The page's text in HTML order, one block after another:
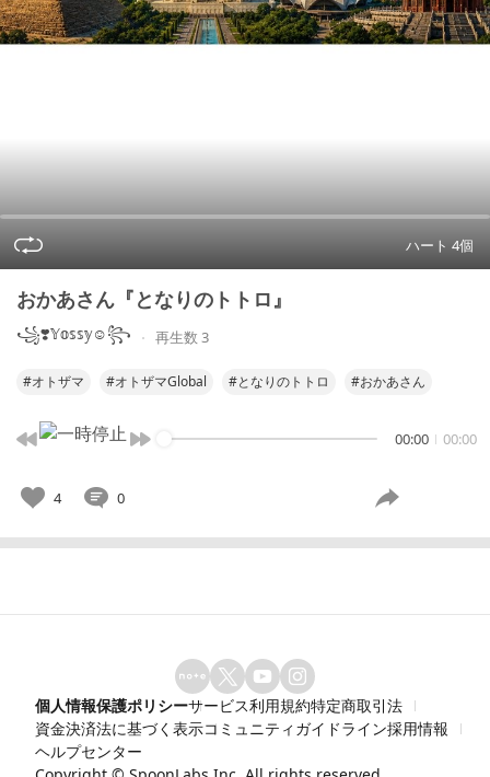
ハート 4個
おかあさん『となりのトトロ』
꧁❣️𝕐𝕠𝕤𝕤𝕪☺︎꧂ 再生数 3
#オトザマ #オトザマGlobal #となりのトトロ #おかあさん
00:00 00:00
4 0
個人情報保護ポリシーサービス利用規約特定商取引法
資金決済法に基づく表示コミュニティガイドライン採用情報
ヘルプセンター